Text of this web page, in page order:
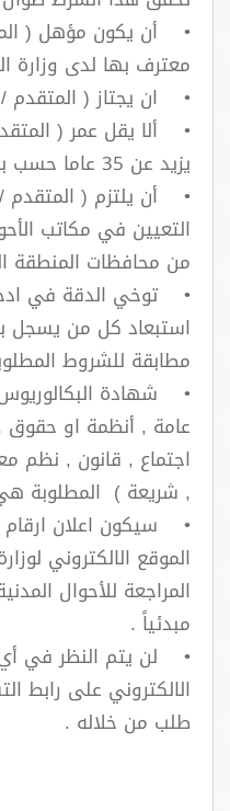
• أن يكون مؤهل (
معترف بها لدى وزارة
• ان يجتاز ( المتقدم /
يزيد عن 35 عاما حسب بطاقة الهوية الوطنية .
• أن يلتزم ( المتقدم /
التعيين في مكاتب
من محافظات المنطقة
• توخي الدقة في
استبعاد كل من يسجل
مطابقة للشروط
• شهادة
عامة , أنظمة او
اجتماع , قانون , نظم
, شريعة ) المطلوبة
• سيكون اعلان ارقام
الموقع الالكتروني
المراجعة للأحوال
مبدئياً .
• لن يتم النظر في
الالكتروني على رابط
طلب من خلاله .